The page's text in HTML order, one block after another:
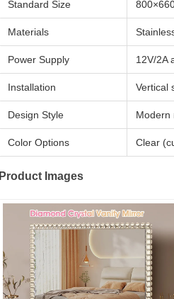
Standard Size
Materials
Power Supply 12V/2A
Installation Vertical
Design Style Modern
Color Options Clear
Product Images